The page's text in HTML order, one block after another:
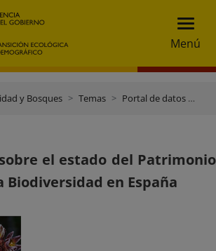
Menú
y Bosques Temas Portal de datos e inventarios
el estado del Patrimonio
Biodiversidad en España